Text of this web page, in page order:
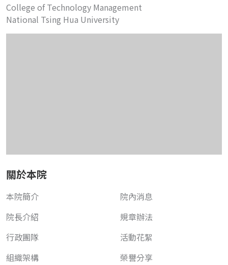
College of Technology Management
National Tsing Hua University
關於本院
本院簡介
院長介紹
行政團隊
組織架構
院內消息
規章辦法
活動花絮
榮譽分享